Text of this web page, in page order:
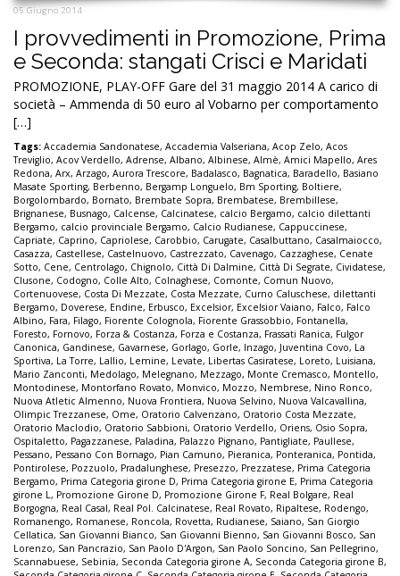
05 Giugno 2014
I provvedimenti in Promozione, Prima
e Seconda: stangati Crisci e Maridati
PROMOZIONE, PLAY-OFF Gare del 31 maggio 2014 A carico di
società – Ammenda di 50 euro al Vobarno per comportamento
[…]
Tags: Accademia Sandonatese, Accademia Valseriana, Acop Zelo, Acos
Treviglio, Acov Verdello, Adrense, Albano, Albinese, Almè, Amici Mapello, Ares
Redona, Arx, Arzago, Aurora Trescore, Badalasco, Bagnatica, Baradello, Basiano
Masate Sporting, Berbenno, Bergamp Longuelo, Bm Sporting, Boltiere,
Borgolombardo, Bornato, Brembate Sopra, Brembatese, Brembillese,
Brignanese, Busnago, Calcense, Calcinatese, calcio Bergamo, calcio dilettanti
Bergamo, calcio provinciale Bergamo, Calcio Rudianese, Cappuccinese,
Capriate, Caprino, Capriolese, Carobbio, Carugate, Casalbuttano, Casalmaiocco,
Casazza, Castellese, Castelnuovo, Castrezzato, Cavenago, Cazzaghese, Cenate
Sotto, Cene, Centrolago, Chignolo, Città Di Dalmine, Città Di Segrate, Cividatese,
Clusone, Codogno, Colle Alto, Colnaghese, Comonte, Comun Nuovo,
Cortenuovese, Costa Di Mezzate, Costa Mezzate, Curno Caluschese, dilettanti
Bergamo, Doverese, Endine, Erbusco, Excelsior, Excelsior Vaiano, Falco, Falco
Albino, Fara, Filago, Fiorente Colognola, Fiorente Grassobbio, Fontanella,
Foresto, Fornovo, Forza & Costanza, Forza e Costanza, Frassati Ranica, Fulgor
Canonica, Gandinese, Gavarnese, Gorlago, Gorle, Inzago, Juventina Covo, La
Sportiva, La Torre, Lallio, Lemine, Levate, Libertas Casiratese, Loreto, Luisiana,
Mario Zanconti, Medolago, Melegnano, Mezzago, Monte Cremasco, Montello,
Montodinese, Montorfano Rovato, Monvico, Mozzo, Nembrese, Nino Ronco,
Nuova Atletic Almenno, Nuova Frontiera, Nuova Selvino, Nuova Valcavallina,
Olimpic Trezzanese, Ome, Oratorio Calvenzano, Oratorio Costa Mezzate,
Oratorio Maclodio, Oratorio Sabbioni, Oratorio Verdello, Oriens, Osio Sopra,
Ospitaletto, Pagazzanese, Paladina, Palazzo Pignano, Pantigliate, Paullese,
Pessano, Pessano Con Bornago, Pian Camuno, Pieranica, Ponteranica, Pontida,
Pontirolese, Pozzuolo, Pradalunghese, Presezzo, Prezzatese, Prima Categoria
Bergamo, Prima Categoria girone D, Prima Categoria girone E, Prima Categoria
girone L, Promozione Girone D, Promozione Girone F, Real Bolgare, Real
Borgogna, Real Casal, Real Pol. Calcinatese, Real Rovato, Ripaltese, Rodengo,
Romanengo, Romanese, Roncola, Rovetta, Rudianese, Saiano, San Giorgio
Cellatica, San Giovanni Bianco, San Giovanni Bienno, San Giovanni Bosco, San
Lorenzo, San Pancrazio, San Paolo D'Argon, San Paolo Soncino, San Pellegrino,
Scannabuese, Sebinia, Seconda Categoria girone A, Seconda Categoria girone B,